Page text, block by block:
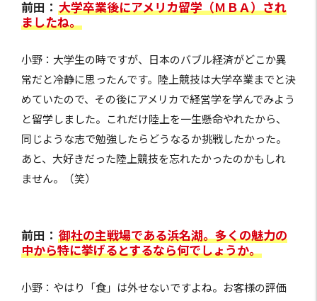
前田： 大学卒業後にアメリカ留学（ＭＢＡ）され
ましたね。
小野：大学生の時ですが、日本のバブル経済がどこか異
常だと冷静に思ったんです。陸上競技は大学卒業までと決
めていたので、その後にアメリカで経営学を学んでみよう
と留学しました。これだけ陸上を一生懸命やれたから、
同じような志で勉強したらどうなるか挑戦したかった。
あと、大好きだった陸上競技を忘れたかったのかもしれ
ません。（笑）
前田： 御社の主戦場である浜名湖。多くの魅力の
中から特に挙げるとするなら何でしょうか。
小野：やはり「食」は外せないですよね。お客様の評価